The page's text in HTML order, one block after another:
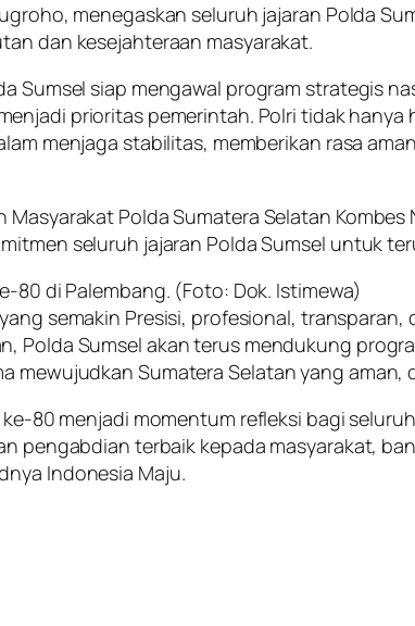
menegaskan seluruh jajaran Polda
dan kesejahteraan masyarakat.
Sumsel siap mengawal program strategis
prioritas pemerintah. Polri tidak
menjaga stabilitas, memberikan rasa
Polda Sumatera Selatan
seluruh jajaran Polda Sumsel untuk
80 di Palembang. (Foto: Dok. Istimewa)
semakin Presisi, profesional,
Polda Sumsel akan terus mendukung
mewujudkan Sumatera Selatan yang aman,
80 menjadi momentum refleksi bagi
pengabdian terbaik kepada masyarakat,
Indonesia Maju.